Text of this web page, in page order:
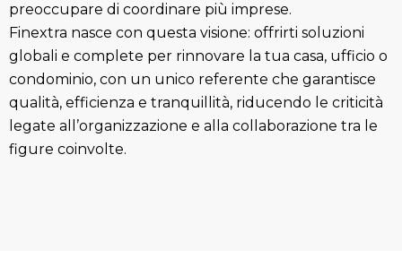
preoccupare di coordinare più imprese.
Finextra nasce con questa visione: offrirti soluzioni
globali e complete per rinnovare la tua casa, ufficio o
condominio, con un unico referente che garantisce
qualità, efficienza e tranquillità, riducendo le criticità
legate all’organizzazione e alla collaborazione tra le
figure coinvolte.